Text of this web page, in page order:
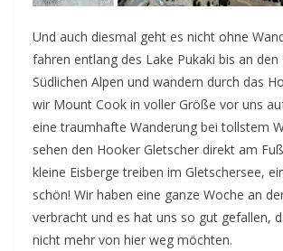
Und auch diesmal geht es nicht ohne
fahren entlang des Lake Pukaki bis an den
Südlichen Alpen und wandern durch das
wir Mount Cook in voller Größe vor uns
eine traumhafte Wanderung bei tollstem
sehen den Hooker Gletscher direkt am
kleine Eisberge treiben im Gletschersee,
schön! Wir haben eine ganze Woche an
verbracht und es hat uns so gut gefallen,
nicht mehr von hier weg möchten.